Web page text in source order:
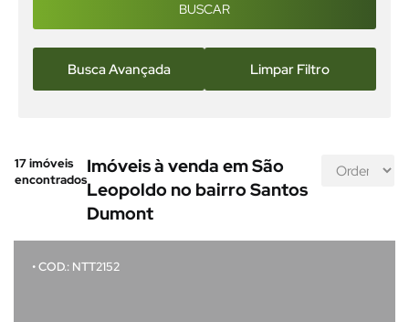
BUSCAR
Busca Avançada Limpar Filtro
17imóveis
encontrados
Imóveis à venda em São
Leopoldo no bairro Santos
Dumont
• COD.: NTT2152